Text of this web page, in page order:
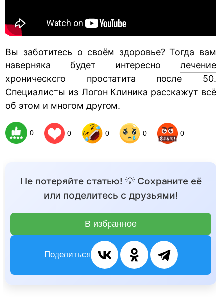
Вы заботитесь о своём здоровье? Тогда вам
наверняка будет интересно лечение
хронического простатита после 50.
Специалисты из Логон Клиника расскажут всё
об этом и многом другом.
0 0 0 0 0
Не потеряйте статью! 💡 Сохраните её
или поделитесь с друзьями!
В избранное
Поделиться